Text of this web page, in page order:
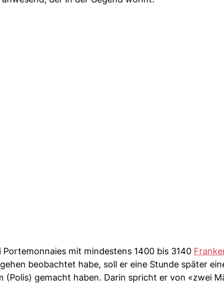
mit mindestens 1400 bis 3140
beobachtet habe, soll er eine Stunde später
gemacht haben. Darin spricht er von «zwei